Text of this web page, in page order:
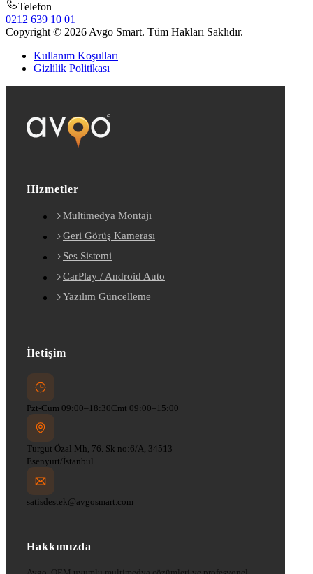
Telefon
0212 639 10 01
Copyright © 2026 Avgo Smart. Tüm Hakları Saklıdır.
Kullanım Koşulları
Gizlilik Politikası
Hizmetler
Multimedya Montajı
Geri Görüş Kamerası
Ses Sistemi
CarPlay / Android Auto
Yazılım Güncelleme
İletişim
Pzt-Cum 09:00–18:30Cmt 09:00–15:00
Turgut Özal Mh, 76. Sk no:6/A, 34513
Esenyurt/İstanbul
satisdestek@avgosmart.com
Hakkımızda